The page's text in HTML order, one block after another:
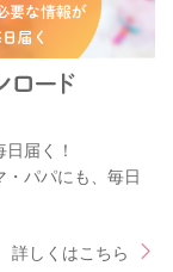
届く！
パパにも、毎日
詳しくはこちら